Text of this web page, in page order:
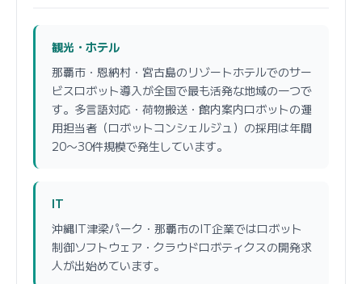
観光・ホテル
那覇市・恩納村・宮古島のリゾートホテルでのサー
ビスロボット導入が全国で最も活発な地域の一つで
す。多言語対応・荷物搬送・館内案内ロボットの運
用担当者（ロボットコンシェルジュ）の採用は年間
20〜30件規模で発生しています。
IT
沖縄IT津梁パーク・那覇市のIT企業ではロボット
制御ソフトウェア・クラウドロボティクスの開発求
人が出始めています。